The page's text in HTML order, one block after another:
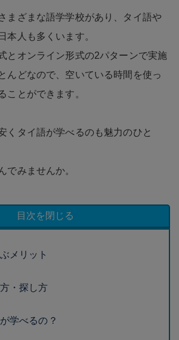
まざまな語学学校があり、タイ語や
本人も多くいます。
とオンライン形式の2パターンで実施
んどなので、空いている時間を使っ
ことができます。
くタイ語が学べるのも魅力のひと
でみませんか。
目次を閉じる
メリット
・探し方
学べるの？